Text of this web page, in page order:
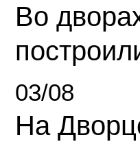
Во
03/08
На